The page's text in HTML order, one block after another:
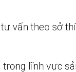
vấn theo sở
lĩnh vực